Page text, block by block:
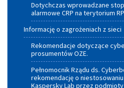
Dotychczas wprowadzane
alarmowe CRP na terytorium RP
Informację o zagrożeniach z sieci
Rekomendacje dotyczące
prosumentów OZE.
Pełnomocnik Rządu ds.
rekomendację o
Kaspersky Lab przez